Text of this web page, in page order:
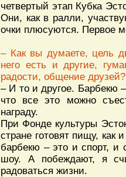
четвертый этап Кубка
Они, как в ралли,
очки плюсуются. Первое
– Как вы думаете, цель
него есть и другие,
радости, общение друзей?
– И то и другое. Барбекю
что все это можно
награду.
При Фонде культуры
стране готовят пищу, как
барбекю – это и спорт, и
шоу. А побеждают, я
радоваться жизни.